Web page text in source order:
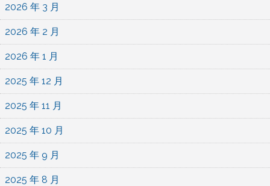
2026 年 3 月
2026 年 2 月
2026 年 1 月
2025 年 12 月
2025 年 11 月
2025 年 10 月
2025 年 9 月
2025 年 8 月